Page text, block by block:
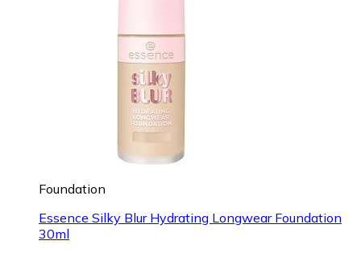
Foundation
Essence Silky Blur Hydrating Longwear Foundation
30ml